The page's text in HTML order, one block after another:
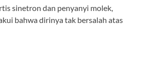
sinetron dan penyanyi molek,
bahwa dirinya tak bersalah atas